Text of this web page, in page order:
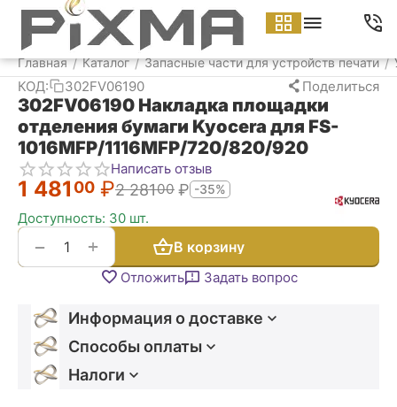
Главная / Каталог / Запасные части для устройств печати /
КОД: 302FV06190 Поделиться
302FV06190 Накладка площадки
отделения бумаги Kyocera для FS-
1016MFP/1116MFP/720/820/920
Написать отзыв
1 481 00 ₽2 28100 ₽ -35%
Доступность: 30 шт.
+
− В корзину
Отложить Задать вопрос
Информация о доставке
Способы оплаты
Налоги
Меню Найти Корзина Аккаунт